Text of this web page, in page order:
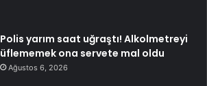
Polis yarım saat uğraştı! Alkolmetreyi
üflememek ona servete mal oldu
Ağustos 6, 2026